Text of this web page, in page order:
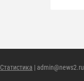
Статистика | admin@news2.ru